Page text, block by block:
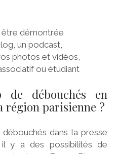
démontrée
un podcast,
photos et vidéos,
ou étudiant
débouchés en
région parisienne ?
dans la presse
il y a des possibilités de